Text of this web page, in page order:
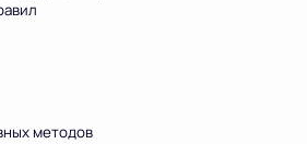
методов